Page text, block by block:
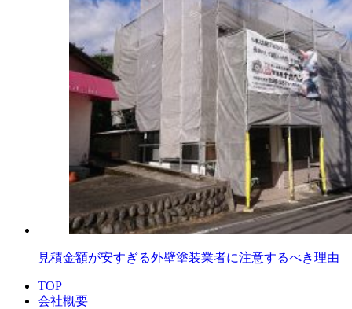
見積金額が安すぎる外壁塗装業者に注意するべき理由
TOP
会社概要